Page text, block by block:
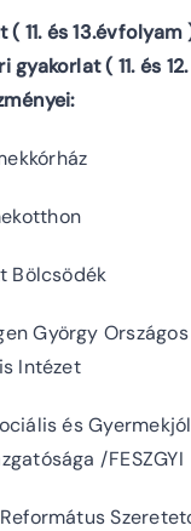
11. és 13.évfolyam
gyakorlat ( 11. és
Bölcsödék
György Országos
Intézet
és
/FESZGYI